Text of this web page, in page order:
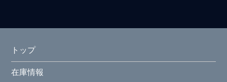
トップ
在庫情報